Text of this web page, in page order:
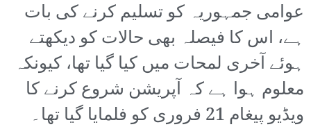
عوامی جمہوریہ کو تسلیم کرنے کی بات
ہے، اس کا فیصلہ بھی حالات کو دیکھتے
ہوئے آخری لمحات میں کیا گیا تھا، کیونکہ
معلوم ہوا ہے کہ آپریشن شروع کرنے کا
ویڈیو پیغام 21 فروری کو فلمایا گیا تھا۔